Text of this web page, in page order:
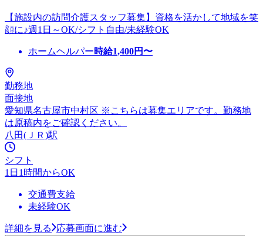
【施設内の訪問介護スタッフ募集】資格を活かして地域を笑
顔に♪週1日～OK/シフト自由/未経験OK
ホームヘルパー時給1,400円〜
勤務地
面接地
愛知県名古屋市中村区 ※こちらは募集エリアです。勤務地
は原稿内をご確認ください。
八田(ＪＲ)駅
シフト
1日1時間からOK
交通費支給
未経験OK
詳細を見る 応募画面に進む